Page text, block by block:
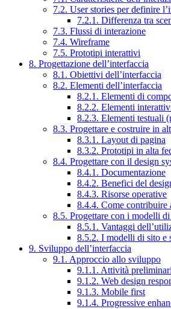
7.2. User stories per definire
7.2.1. Differenza tra
7.3. Flussi di interazione
7.4. Wireframe
7.5. Prototipi interattivi
8. Progettazione dell’interfaccia
8.1. Obiettivi dell’interfaccia
8.2. Elementi dell’interfaccia
8.2.1. Elementi di
8.2.2. Elementi
8.2.3. Elementi testuali
8.3. Progettare e costruire in
8.3.1. Layout di pagina
8.3.2. Prototipi in alta
8.4. Progettare con il design
8.4.1. Documentazione
8.4.2. Benefici del
8.4.3. Risorse operative
8.4.4. Come contribuire
8.5. Progettare con i modelli
8.5.1. Vantaggi
8.5.2. I modelli di sito e
9. Sviluppo dell’interfaccia
9.1. Approccio allo sviluppo
9.1.1. Attività preliminari
9.1.2. Web design
9.1.3. Mobile first
9.1.4. Progressive